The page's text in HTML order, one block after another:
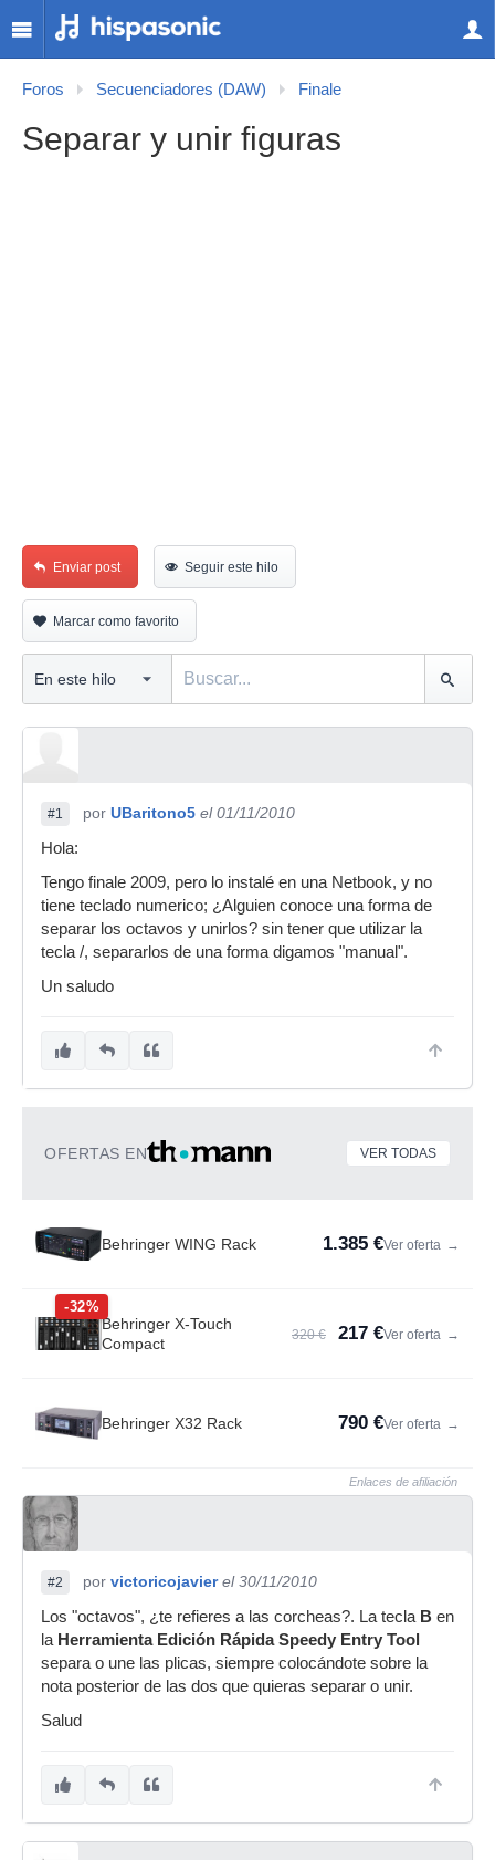
Foros Secuenciadores (DAW) Finale
Separar y unir figuras
Enviar post Seguir este hilo
Marcar como favorito
#1 por UBaritono5 el 01/11/2010
Hola:
Tengo finale 2009, pero lo instalé en una Netbook, y no
tiene teclado numerico; ¿Alguien conoce una forma de
separar los octavos y unirlos? sin tener que utilizar la
tecla /, separarlos de una forma digamos "manual".
Un saludo
OFERTAS EN VER TODAS
Behringer WING Rack 1.385 €Ver oferta →
-32%
Behringer X-Touch
Compact
320 € 217 €Ver oferta →
Behringer X32 Rack 790 €Ver oferta →
Enlaces de afiliación
#2 por victoricojavier el 30/11/2010
Los "octavos", ¿te refieres a las corcheas?. La tecla B en
la Herramienta Edición Rápida Speedy Entry Tool
separa o une las plicas, siempre colocándote sobre la
nota posterior de las dos que quieras separar o unir.
Salud